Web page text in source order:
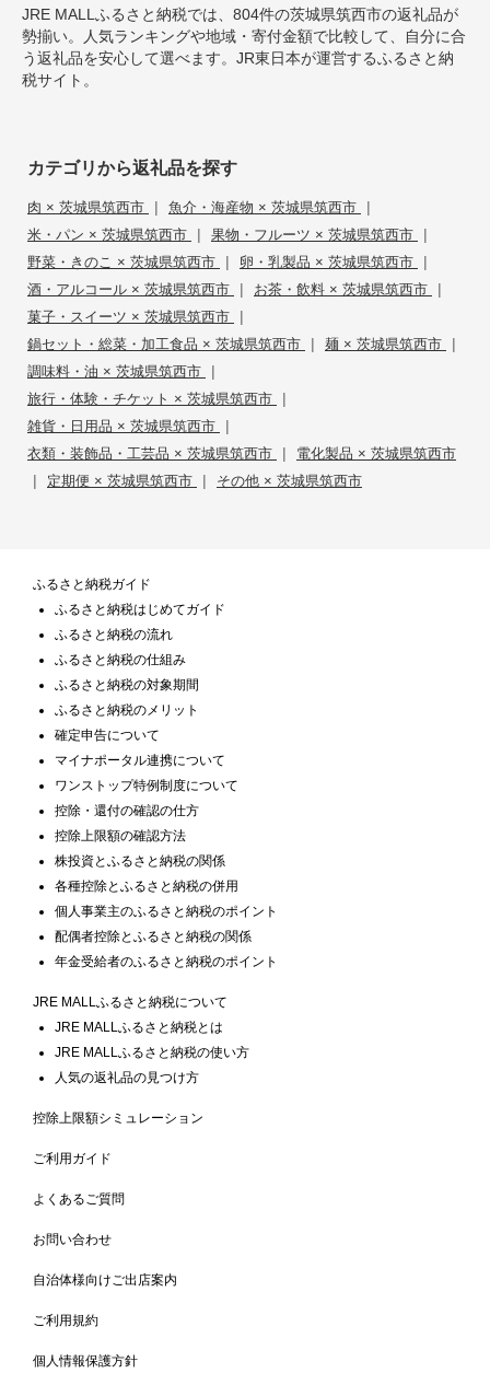
JRE MALLふるさと納税では、804件の茨城県筑西市の返礼品が
勢揃い。人気ランキングや地域・寄付金額で比較して、自分に合
う返礼品を安心して選べます。JR東日本が運営するふるさと納
税サイト。
カテゴリから返礼品を探す
肉 × 茨城県筑西市 | 魚介・海産物 × 茨城県筑西市 |
米・パン × 茨城県筑西市 | 果物・フルーツ × 茨城県筑西市 |
野菜・きのこ × 茨城県筑西市 | 卵・乳製品 × 茨城県筑西市 |
酒・アルコール × 茨城県筑西市 | お茶・飲料 × 茨城県筑西市 |
菓子・スイーツ × 茨城県筑西市 |
鍋セット・総菜・加工食品 × 茨城県筑西市 | 麺 × 茨城県筑西市 |
調味料・油 × 茨城県筑西市 |
旅行・体験・チケット × 茨城県筑西市 |
雑貨・日用品 × 茨城県筑西市 |
衣類・装飾品・工芸品 × 茨城県筑西市 | 電化製品 × 茨城県筑西市
| 定期便 × 茨城県筑西市 | その他 × 茨城県筑西市
ふるさと納税ガイド
ふるさと納税はじめてガイド
ふるさと納税の流れ
ふるさと納税の仕組み
ふるさと納税の対象期間
ふるさと納税のメリット
確定申告について
マイナポータル連携について
ワンストップ特例制度について
控除・還付の確認の仕方
控除上限額の確認方法
株投資とふるさと納税の関係
各種控除とふるさと納税の併用
個人事業主のふるさと納税のポイント
配偶者控除とふるさと納税の関係
年金受給者のふるさと納税のポイント
JRE MALLふるさと納税について
JRE MALLふるさと納税とは
JRE MALLふるさと納税の使い方
人気の返礼品の見つけ方
控除上限額シミュレーション
ご利用ガイド
よくあるご質問
お問い合わせ
自治体様向けご出店案内
ご利用規約
個人情報保護方針